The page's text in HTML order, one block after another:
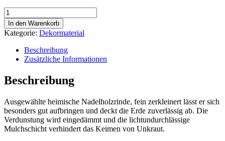
Rindenmulch
Eimer
12
l
Menge
In den Warenkorb
Kategorie: Dekormaterial
Beschreibung
Zusätzliche Informationen
Beschreibung
Ausgewählte heimische Nadelholzrinde, fein zerkleinert lässt er sich
besonders gut aufbringen und deckt die Erde zuverlässig ab. Die
Verdunstung wird eingedämmt und die lichtundurchlässige
Mulchschicht verhindert das Keimen von Unkraut.